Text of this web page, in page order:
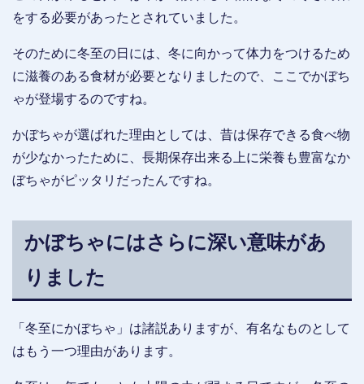
をする必要があったとされていました。
そのために冬至の日には、冬に向かって体力をつけるため
に滋養のある食材が必要となりましたので、ここでかぼち
ゃが登場するのですね。
かぼちゃが選ばれた理由としては、昔は保存できる食べ物
が少なかったために、長期保存出来る上に栄養も豊富なか
ぼちゃがピッタリだったんですね。
かぼちゃにはさらに深い意味があ
りました
「冬至にかぼちゃ」は諸説ありますが、有名なものとして
はもう一つ理由があります。